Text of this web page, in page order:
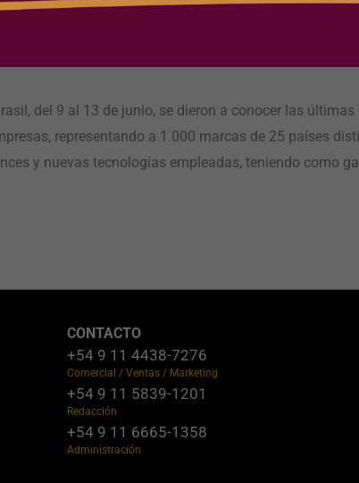
del 9 al 13 de junio, se dieron a conocer las
representando a 1.000 marcas de 25 países
y nuevas tecnologías empleadas, teniendo como
CONTACTO
+54 9 11 4438-7276
Comercial / Ventas / Marketing
+54 9 11 5839-1201
Redacción
+54 9 11 6665-1358
Administración